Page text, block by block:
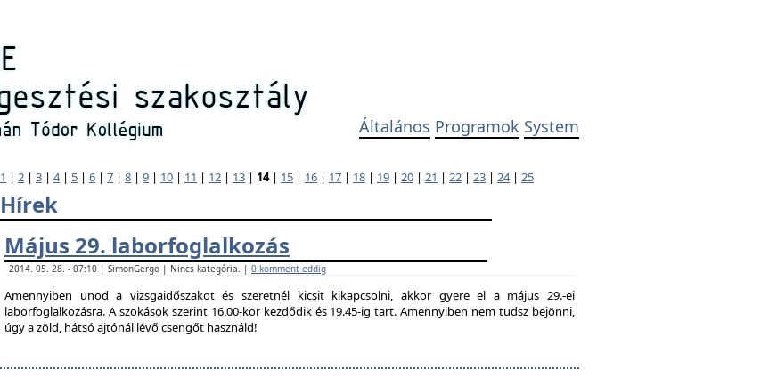
Általános Programok System
1 | 2 | 3 | 4| 5 | 6 | 7 | 8 | 9 | 10 | 11 | 12 | 13 | 14| 15 | 16 | 17 | 18 | 19 | 20 | 21 | 22 | 23 | 24| 25
Hírek
Május 29. laborfoglalkozás
2014. 05. 28. - 07:10 | SimonGergo | Nincs kategória. | 0 komment eddig
Amennyiben unod a vizsgaidőszakot és szeretnél kicsit kikapcsolni, akkor gyere el a május 29.-ei
laborfoglalkozásra. A szokások szerint 16.00-kor kezdődik és 19.45-ig tart. Amennyiben nem tudsz bejönni,
úgy a zöld, hátsó ajtónál lévő csengőt használd!